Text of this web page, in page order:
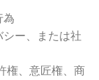
為
ー、または社
権、意匠権、商